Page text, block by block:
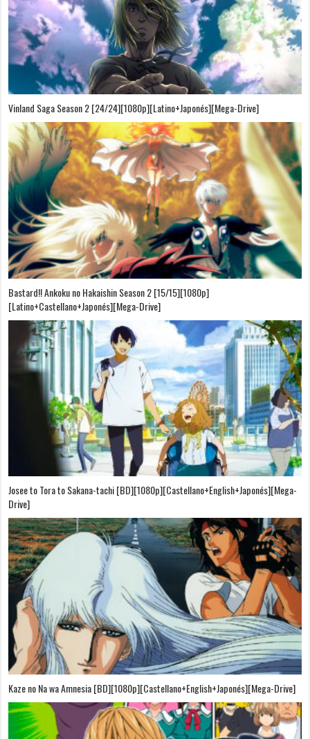
Vinland Saga Season 2 [24/24][1080p][Latino+Japonés][Mega-Drive]
Bastard!! Ankoku no Hakaishin Season 2 [15/15][1080p]
[Latino+Castellano+Japonés][Mega-Drive]
Josee to Tora to Sakana-tachi [BD][1080p][Castellano+English+Japonés][Mega-
Drive]
Kaze no Na wa Amnesia [BD][1080p][Castellano+English+Japonés][Mega-Drive]